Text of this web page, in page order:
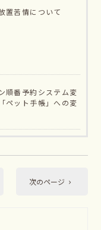
置苦情について
順番予約システム変
ペット手帳」への変
次のページ